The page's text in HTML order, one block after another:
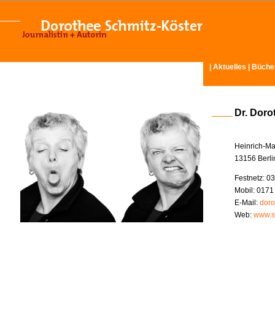
Aktuelles
Dr.
Heinrich-
13156
Festnetz:
Mobil:
E-Mail:
Web: